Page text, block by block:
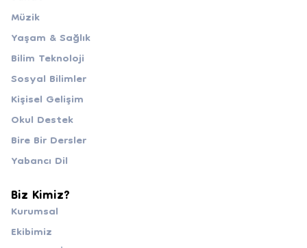
Müzik
Yaşam & Sağlık
Bilim Teknoloji
Sosyal Bilimler
Kişisel Gelişim
Okul Destek
Bire Bir Dersler
Yabancı Dil
Biz Kimiz?
Kurumsal
Ekibimiz